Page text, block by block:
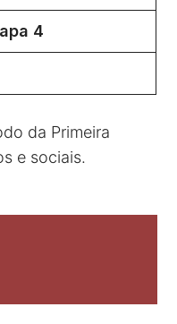
4
da Primeira
e sociais.